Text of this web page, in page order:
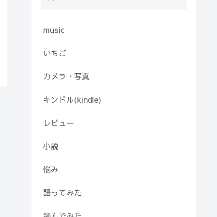
music
いちご
カメラ・写真
キンドル(kindle)
レビュー
小説
悩み
語ってみた